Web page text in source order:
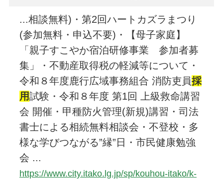
...相談無料)・第2回ハートカズラまつり
(参加無料・申込不要)・【母子家庭】
「親子すこやか宿泊研修事業 参加者募
集」・不動産取得税の軽減等について・
令和８年度鹿行広域事務組合 消防吏員採
用試験・令和８年度 第1回 上級救命講習
会 開催・甲種防火管理(新規)講習・司法
書士による相続無料相談会・不登校・多
様な学びつながる”縁”日・市民健康勉強
会 ...
https://www.city.itako.lg.jp/sp/kouhou-itako/k-